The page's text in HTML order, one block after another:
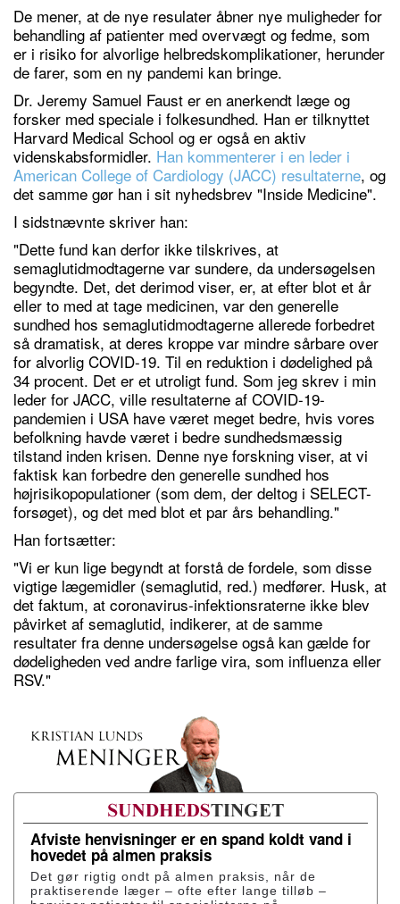
De mener, at de nye resulater åbner nye muligheder for
behandling af patienter med overvægt og fedme, som
er i risiko for alvorlige helbredskomplikationer, herunder
de farer, som en ny pandemi kan bringe.
Dr. Jeremy Samuel Faust er en anerkendt læge og
forsker med speciale i folkesundhed. Han er tilknyttet
Harvard Medical School og er også en aktiv
videnskabsformidler. Han kommenterer i en leder i
American College of Cardiology (JACC) resultaterne, og
det samme gør han i sit nyhedsbrev "Inside Medicine".
I sidstnævnte skriver han:
"Dette fund kan derfor ikke tilskrives, at
semaglutidmodtagerne var sundere, da undersøgelsen
begyndte. Det, det derimod viser, er, at efter blot et år
eller to med at tage medicinen, var den generelle
sundhed hos semaglutidmodtagerne allerede forbedret
så dramatisk, at deres kroppe var mindre sårbare over
for alvorlig COVID-19. Til en reduktion i dødelighed på
34 procent. Det er et utroligt fund. Som jeg skrev i min
leder for JACC, ville resultaterne af COVID-19-
pandemien i USA have været meget bedre, hvis vores
befolkning havde været i bedre sundhedsmæssig
tilstand inden krisen. Denne nye forskning viser, at vi
faktisk kan forbedre den generelle sundhed hos
højrisikopopulationer (som dem, der deltog i SELECT-
forsøget), og det med blot et par års behandling."
Han fortsætter:
"Vi er kun lige begyndt at forstå de fordele, som disse
vigtige lægemidler (semaglutid, red.) medfører. Husk, at
det faktum, at coronavirus-infektionsraterne ikke blev
påvirket af semaglutid, indikerer, at de samme
resultater fra denne undersøgelse også kan gælde for
dødeligheden ved andre farlige vira, som influenza eller
RSV."
Afviste henvisninger er en spand koldt vand i
hovedet på almen praksis
Det gør rigtig ondt på almen praksis, når de
praktiserende læger – ofte efter lange tilløb –